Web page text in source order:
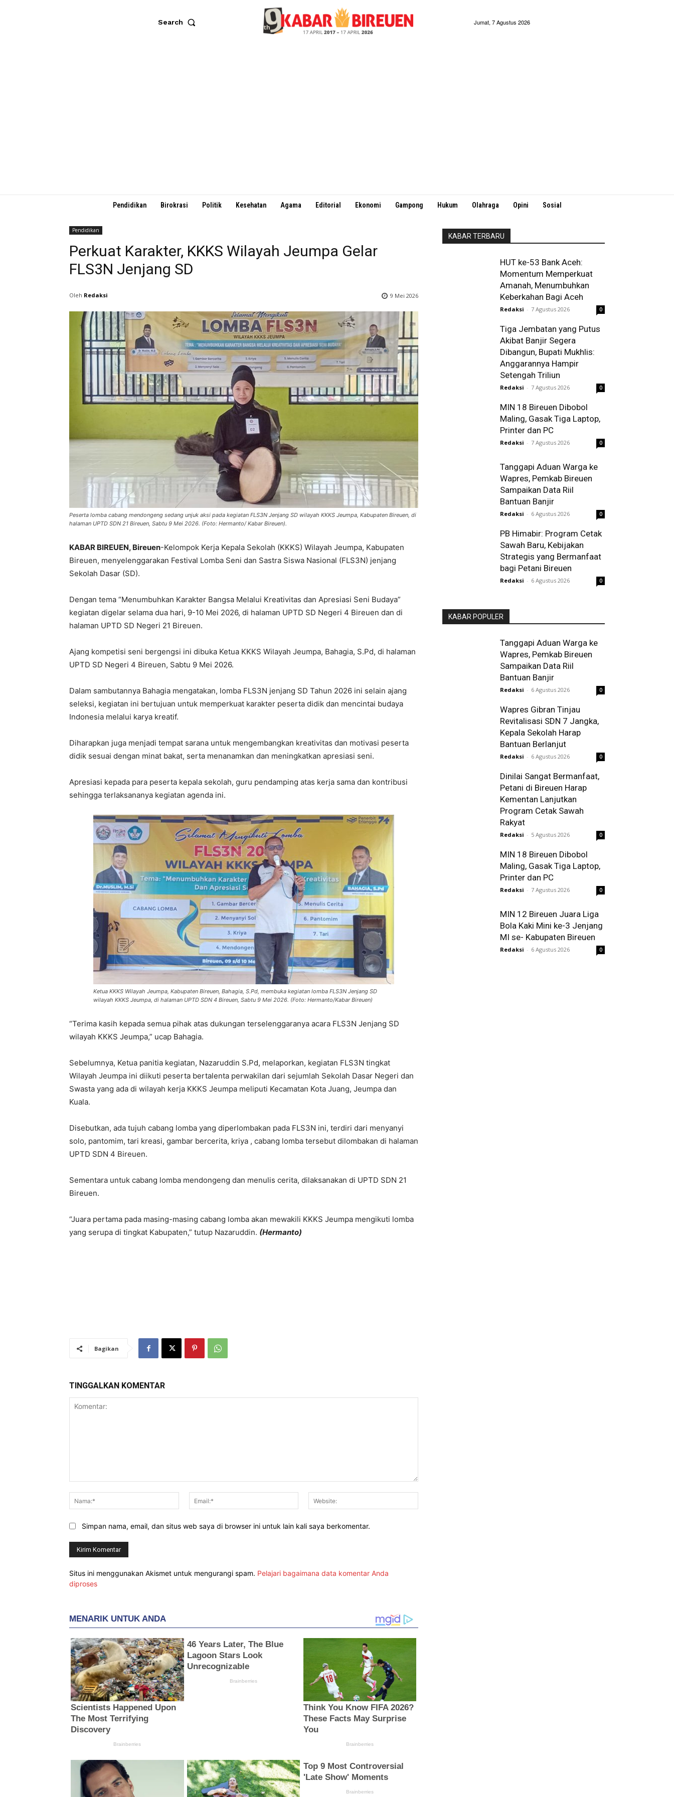
Search Jumat, 7 Agustus 2026
Pendidikan Birokrasi Politik Kesehatan Agama Editorial Ekonomi Gampong Hukum Olahraga Opini Sosial
Pendidikan
Perkuat Karakter, KKKS Wilayah Jeumpa Gelar
FLS3N Jenjang SD
Oleh Redaksi 9 Mei 2026
Peserta lomba cabang mendongeng sedang unjuk aksi pada kegiatan FLS3N Jenjang SD wilayah KKKS Jeumpa, Kabupaten Bireuen, di
halaman UPTD SDN 21 Bireuen, Sabtu 9 Mei 2026. (Foto: Hermanto/ Kabar Bireuen).
KABAR BIREUEN, Bireuen-Kelompok Kerja Kepala Sekolah (KKKS) Wilayah Jeumpa, Kabupaten
Bireuen, menyelenggarakan Festival Lomba Seni dan Sastra Siswa Nasional (FLS3N) jenjang
Sekolah Dasar (SD).
Dengan tema “Menumbuhkan Karakter Bangsa Melalui Kreativitas dan Apresiasi Seni Budaya”
kegiatan digelar selama dua hari, 9-10 Mei 2026, di halaman UPTD SD Negeri 4 Bireuen dan di
halaman UPTD SD Negeri 21 Bireuen.
Ajang kompetisi seni bergengsi ini dibuka Ketua KKKS Wilayah Jeumpa, Bahagia, S.Pd, di halaman
UPTD SD Negeri 4 Bireuen, Sabtu 9 Mei 2026.
Dalam sambutannya Bahagia mengatakan, lomba FLS3N jenjang SD Tahun 2026 ini selain ajang
seleksi, kegiatan ini bertujuan untuk memperkuat karakter peserta didik dan mencintai budaya
Indonesia melalui karya kreatif.
Diharapkan juga menjadi tempat sarana untuk mengembangkan kreativitas dan motivasi peserta
didik sesuai dengan minat bakat, serta menanamkan dan meningkatkan apresiasi seni.
Apresiasi kepada para peserta kepala sekolah, guru pendamping atas kerja sama dan kontribusi
sehingga terlaksananya kegiatan agenda ini.
Ketua KKKS Wilayah Jeumpa, Kabupaten Bireuen, Bahagia, S.Pd, membuka kegiatan lomba FLS3N Jenjang SD
wilayah KKKS Jeumpa, di halaman UPTD SDN 4 Bireuen, Sabtu 9 Mei 2026. (Foto: Hermanto/Kabar Bireuen)
“Terima kasih kepada semua pihak atas dukungan terselenggaranya acara FLS3N Jenjang SD
wilayah KKKS Jeumpa,” ucap Bahagia.
Sebelumnya, Ketua panitia kegiatan, Nazaruddin S.Pd, melaporkan, kegiatan FLS3N tingkat
Wilayah Jeumpa ini diikuti peserta bertalenta perwakilan dari sejumlah Sekolah Dasar Negeri dan
Swasta yang ada di wilayah kerja KKKS Jeumpa meliputi Kecamatan Kota Juang, Jeumpa dan
Kuala.
Disebutkan, ada tujuh cabang lomba yang diperlombakan pada FLS3N ini, terdiri dari menyanyi
solo, pantomim, tari kreasi, gambar bercerita, kriya , cabang lomba tersebut dilombakan di halaman
UPTD SDN 4 Bireuen.
Sementara untuk cabang lomba mendongeng dan menulis cerita, dilaksanakan di UPTD SDN 21
Bireuen.
“Juara pertama pada masing-masing cabang lomba akan mewakili KKKS Jeumpa mengikuti lomba
yang serupa di tingkat Kabupaten,” tutup Nazaruddin. (Hermanto)
Bagikan
TINGGALKAN KOMENTAR
Nama:*
Email:*
Simpan nama, email, dan situs web saya di browser ini untuk lain kali saya berkomentar.
Situs ini menggunakan Akismet untuk mengurangi spam. Pelajari bagaimana data komentar Anda
diproses
KABAR TERBARU
HUT ke-53 Bank Aceh:
Momentum Memperkuat
Amanah, Menumbuhkan
Keberkahan Bagi Aceh
Redaksi - 7 Agustus 2026 0
Tiga Jembatan yang Putus
Akibat Banjir Segera
Dibangun, Bupati Mukhlis:
Anggarannya Hampir
Setengah Triliun
Redaksi - 7 Agustus 2026 0
MIN 18 Bireuen Dibobol
Maling, Gasak Tiga Laptop,
Printer dan PC
Redaksi - 7 Agustus 2026 0
Tanggapi Aduan Warga ke
Wapres, Pemkab Bireuen
Sampaikan Data Riil
Bantuan Banjir
Redaksi - 6 Agustus 2026 0
PB Himabir: Program Cetak
Sawah Baru, Kebijakan
Strategis yang Bermanfaat
bagi Petani Bireuen
Redaksi - 6 Agustus 2026 0
KABAR POPULER
Tanggapi Aduan Warga ke
Wapres, Pemkab Bireuen
Sampaikan Data Riil
Bantuan Banjir
Redaksi - 6 Agustus 2026 0
Wapres Gibran Tinjau
Revitalisasi SDN 7 Jangka,
Kepala Sekolah Harap
Bantuan Berlanjut
Redaksi - 6 Agustus 2026 0
Dinilai Sangat Bermanfaat,
Petani di Bireuen Harap
Kementan Lanjutkan
Program Cetak Sawah
Rakyat
Redaksi - 5 Agustus 2026 0
MIN 18 Bireuen Dibobol
Maling, Gasak Tiga Laptop,
Printer dan PC
Redaksi - 7 Agustus 2026 0
MIN 12 Bireuen Juara Liga
Bola Kaki Mini ke-3 Jenjang
MI se- Kabupaten Bireuen
Redaksi - 6 Agustus 2026 0